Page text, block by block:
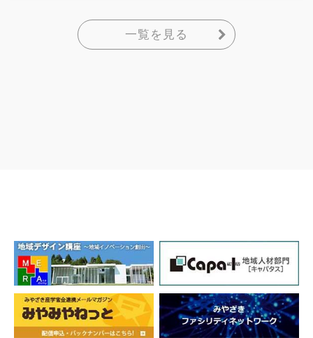
一覧を見る